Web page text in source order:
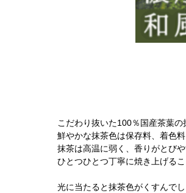
こだわり抜いた100％国産茶葉の
鮮やかな抹茶色は保存料、着色
抹茶は高温に弱く、香りがとびや
ひとつひとつ丁寧に焼き上げる
光に当たると抹茶色がくすんで